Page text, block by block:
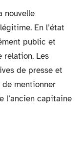
nouvelle
En l’état
public et
relation. Les
de presse et
mentionner
l’ancien capitaine